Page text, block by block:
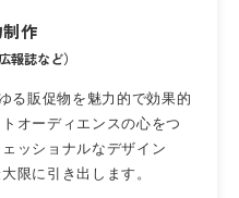
作
報誌など）
る販促物を魅力的で効果的
オーディエンスの心をつ
ッショナルなデザイン
限に引き出します。